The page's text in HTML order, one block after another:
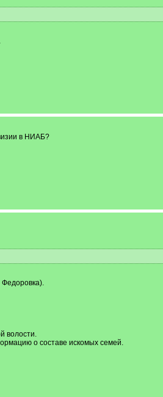
в НИАБ?
Федоровка).
волости.
о составе искомых семей.